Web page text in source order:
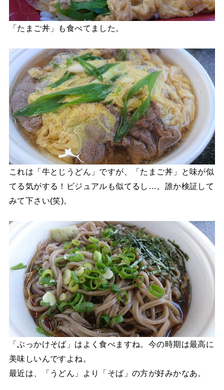
「たまご丼」も食べてました。
これは「牛とじうどん」ですが、「たまご丼」と味が似
てる気がする！ビジュアルも似てるし…。誰か検証して
みて下さい(笑)。
「ぶっかけそば」はよく食べますね。今の時期は最高に
美味しいんですよね。
最近は、「うどん」より「そば」の方が好みかなあ。